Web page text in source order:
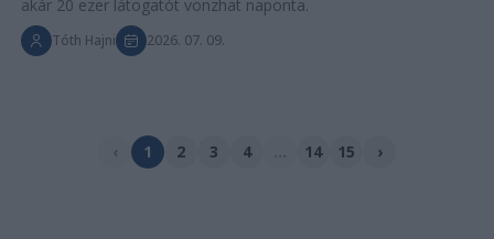
akár 20 ezer látogatót vonzhat naponta.
Tóth Hajni 2026. 07. 09.
‹ 1 2 3 4 14 15 ›